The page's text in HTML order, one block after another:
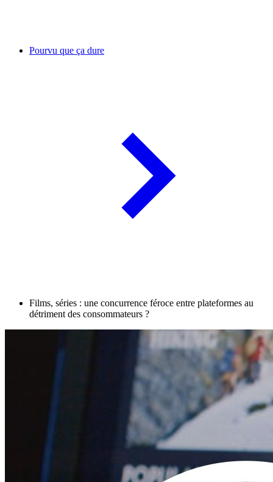
Pourvu que ça dure
Films, séries : une concurrence féroce entre plateformes au
détriment des consommateurs ?